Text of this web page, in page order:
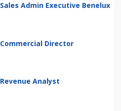
Sales Admin Executive Benelux
Commercial Director
Revenue Analyst